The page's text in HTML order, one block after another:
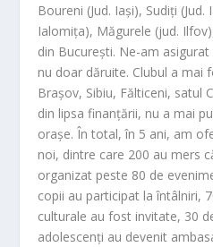
Boureni (Jud. Iași), Sudiți
Ialomița), Măgurele (jud.
din București. Ne-am
nu doar dăruite. Clubul a mai
Brașov, Sibiu, Fălticeni, satul
din lipsa finanțării, nu a mai
orașe. În total, în 5 ani, am
noi, dintre care 200 au mers
organizat peste 80 de
copii au participat la întâlniri,
culturale au fost invitate, 30
adolescenți au devenit